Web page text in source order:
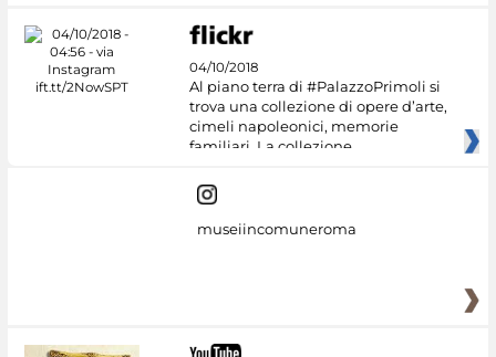
04/10/2018
Al piano terra di #PalazzoPrimoli si
trova una collezione di opere d’arte,
cimeli napoleonici, memorie
familiari. La collezione
museiincomuneroma